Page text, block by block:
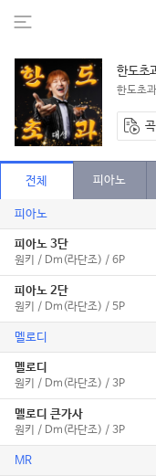
한도초
한도초
전체 피아노
피아노
피아노 3단
원키 / Dm(라단조) / 6P
피아노 2단
원키 / Dm(라단조) / 5P
멜로디
멜로디
원키 / Dm(라단조) / 3P
멜로디 큰가사
원키 / Dm(라단조) / 3P
MR